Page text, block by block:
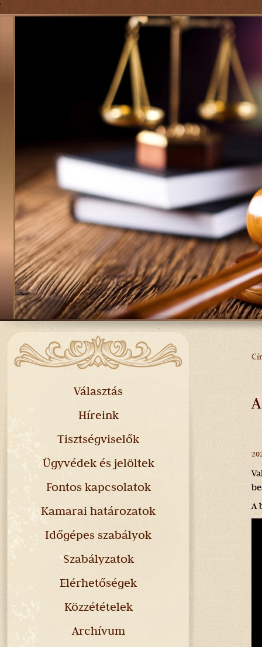
'
A
Választás
Híreink
Tisztségviselők
Ügyvédek és jelöltek
Fontos kapcsolatok
Kamarai határozatok
Időgépes szabályok
Szabályzatok
Elérhetőségek
Közzétételek
Archívum